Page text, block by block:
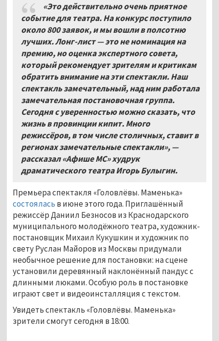
«Это действительно очень приятное
событие для театра. На конкурс поступило
около 800 заявок, и мы вошли в полсотню
лучших. Лонг-лист — это не номинация на
премию, но оценка экспертного совета,
который рекомендует зрителям и критикам
обратить внимание на эти спектакли. Наш
спектакль замечательный, над ним работала
замечательная постановочная группа.
Сегодня с уверенностью можно сказать, что
жизнь в провинции кипит. Много
режиссёров, в том числе столичных, ставит в
регионах замечательные спектакли», —
рассказал «Афише МС» худрук
драматического театра Игорь Булыгин.
Премьера спектакля «Головлёвы. Маменька»
состоялась в июне этого года. Приглашённый
режиссёр Даниил Безносов из Краснодарского
муниципального молодёжного театра, художник-
постановщик Михаил Кукушкин и художник по
свету Руслан Майоров из Москвы придумали
необычное решение для постановки: на сцене
установили деревянный наклонённый пандус с
длинными люками. Особую роль в постановке
играют свет и видеоинсталляция с текстом.
Увидеть спектакль «Головлёвы. Маменька»
зрители смогут сегодня в 18:00.